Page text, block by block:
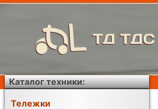
ТД ТДС
Каталог техники:
Тележки